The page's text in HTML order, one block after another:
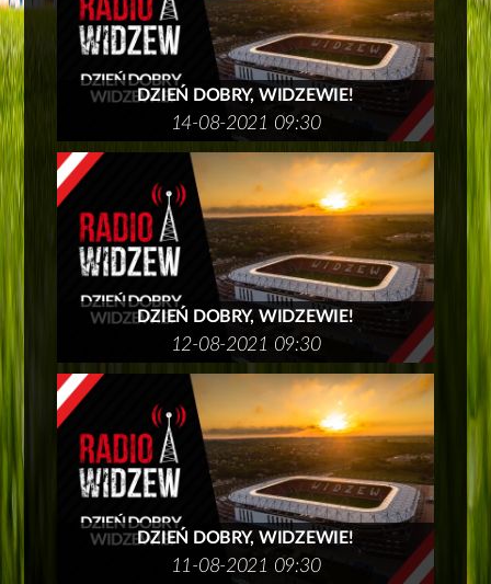
DZIEŃ DOBRY, WIDZEWIE!
14-08-2021 09:30
DZIEŃ DOBRY, WIDZEWIE!
12-08-2021 09:30
DZIEŃ DOBRY, WIDZEWIE!
11-08-2021 09:30